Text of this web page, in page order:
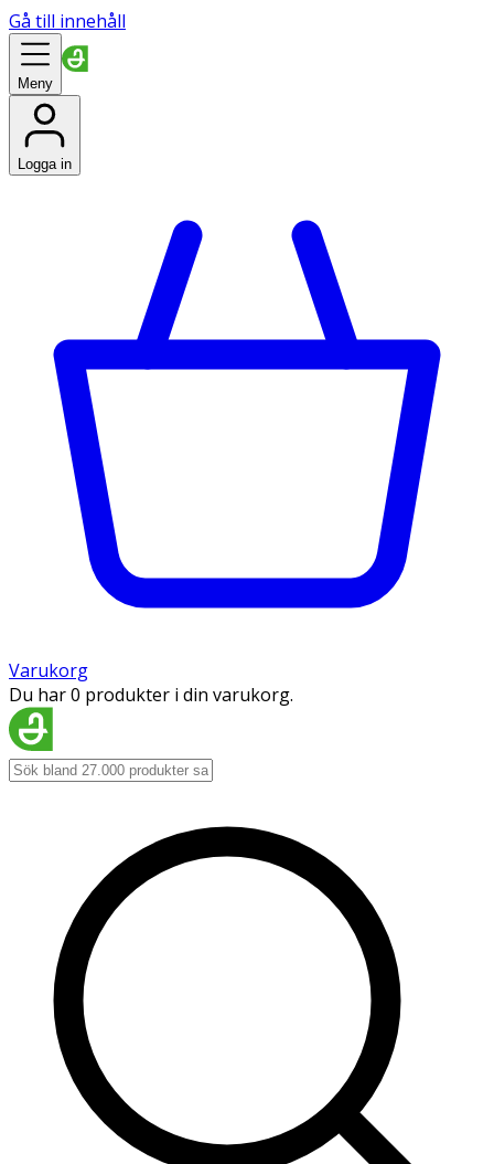
Gå till innehåll
Meny
Logga in
Varukorg
Du har 0 produkter i din varukorg.